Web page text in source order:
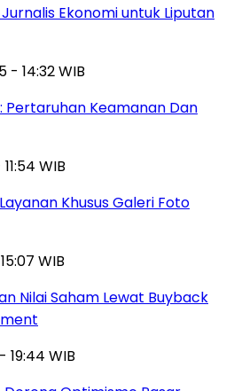
Ekonomi untuk Liputan
- 14:32 WIB
Pertaruhan Keamanan Dan
WIB
Khusus Galeri Foto
WIB
Nilai Saham Lewat Buyback
19:44 WIB